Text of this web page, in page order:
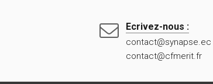
Ecrivez-nous :
contact@synapse.ec
contact@cfmerit.fr